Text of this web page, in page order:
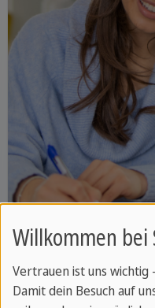
Die
Imperativs
Lerne die
Willkommen bei
Vertrauen ist uns wichtig
Damit dein Besuch auf